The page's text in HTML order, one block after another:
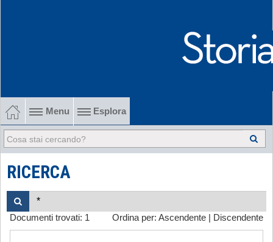
Menu Esplora
1902-1915 Gli esordi
1915-1945 Tra le due guerre
1945-1968 Dalla liberazione al '68
1968-2022 Dalla contestazione all'internazionalizzazione
RICERCA
Ordina per: Ascendente Discendente
Documenti trovati: 1